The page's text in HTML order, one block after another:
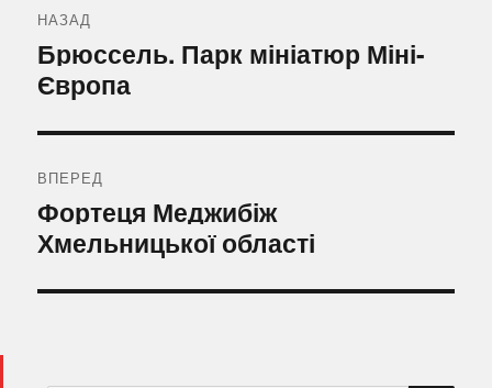
записів
НАЗАД
Попередній
запис:
Брюссель. Парк мініатюр Міні-
Європа
ВПЕРЕД
Наступний
запис:
Фортеця Меджибіж
Хмельницької області